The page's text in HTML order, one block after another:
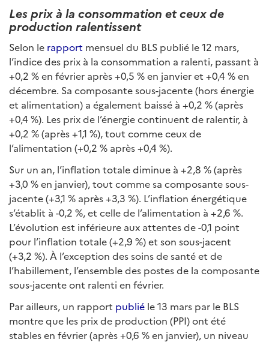
Les prix à la consommation et ceux de
production ralentissent
Selon le rapport mensuel du BLS publié le 12 mars,
l’indice des prix à la consommation a ralenti, passant à
+0,2 % en février après +0,5 % en janvier et +0,4 % en
décembre. Sa composante sous-jacente (hors énergie
et alimentation) a également baissé à +0,2 % (après
+0,4 %). Les prix de l’énergie continuent de ralentir, à
+0,2 % (après +1,1 %), tout comme ceux de
l’alimentation (+0,2 % après +0,4 %).
Sur un an, l’inflation totale diminue à +2,8 % (après
+3,0 % en janvier), tout comme sa composante sous-
jacente (+3,1 % après +3,3 %). L’inflation énergétique
s’établit à -0,2 %, et celle de l’alimentation à +2,6 %.
L’évolution est inférieure aux attentes de -0,1 point
pour l’inflation totale (+2,9 %) et son sous-jacent
(+3,2 %). À l’exception des soins de santé et de
l’habillement, l’ensemble des postes de la composante
sous-jacente ont ralenti en février.
Par ailleurs, un rapport publié le 13 mars par le BLS
montre que les prix de production (PPI) ont été
stables en février (après +0,6 % en janvier), un niveau